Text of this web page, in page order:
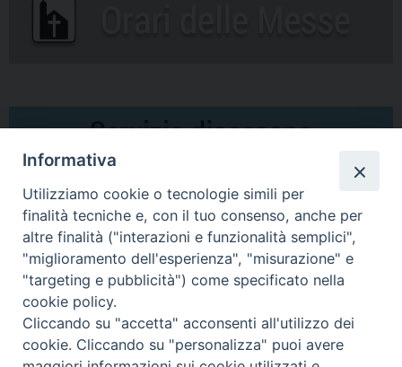
Comunicati Stampa
Il cordoglio dei Vescovi di Puglia per la morte di S.E.R. Mons. Agostino
Superbo
Nasce la Consulta Diocesana delle Aggregazioni Laicali di Castellaneta
Informativa
Utilizziamo cookie o tecnologie simili per
finalità tecniche e, con il tuo consenso, anche per
altre finalità ("interazioni e funzionalità semplici",
"miglioramento dell'esperienza", "misurazione" e
"targeting e pubblicità") come specificato nella
cookie policy.
Cliccando su "accetta" acconsenti all'utilizzo dei
cookie. Cliccando su "personalizza" puoi avere